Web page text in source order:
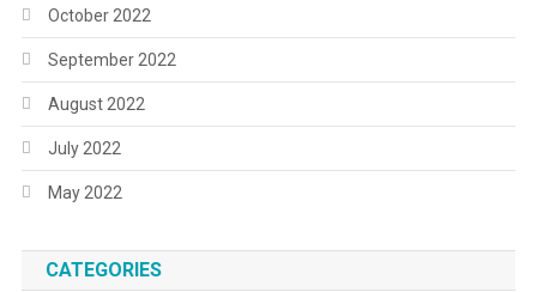
October 2022
September 2022
August 2022
July 2022
May 2022
CATEGORIES